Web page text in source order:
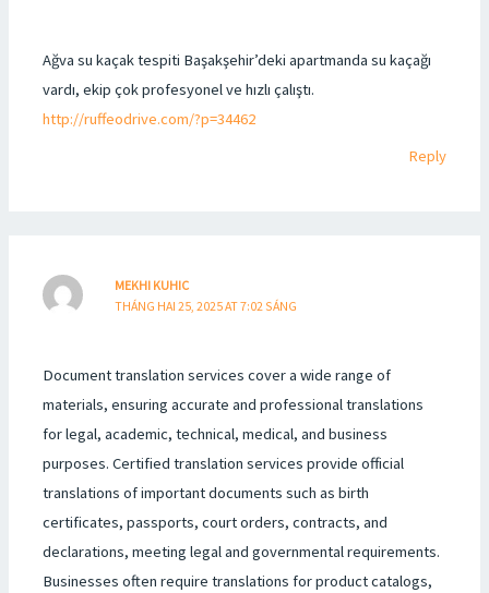
Ağva su kaçak tespiti Başakşehir’deki apartmanda su kaçağı
vardı, ekip çok profesyonel ve hızlı çalıştı.
http://ruffeodrive.com/?p=34462
Reply
MEKHI KUHIC
THÁNG HAI 25, 2025 AT 7:02 SÁNG
Document translation services cover a wide range of
materials, ensuring accurate and professional translations
for legal, academic, technical, medical, and business
purposes. Certified translation services provide official
translations of important documents such as birth
certificates, passports, court orders, contracts, and
declarations, meeting legal and governmental requirements.
Businesses often require translations for product catalogs,